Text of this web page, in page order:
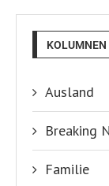
KOLUMNEN
Ausland
Breaking
Familie